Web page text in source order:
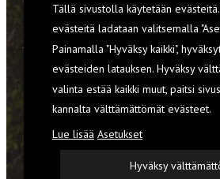
VARUSTEET
TILAA RETKI-
YHTEYSTIEDOT
EVÄSTEET
Tällä sivustolla käytetään
evästeitä ladataan valitsemalla
Painamalla "Hyväksy kaikki",
evästeiden latauksen. Hyväksy
valinta estää kaikki muut, paitsi
kannalta välttämättömät evästeet.
Lue lisää Asetukset
Hyväksy